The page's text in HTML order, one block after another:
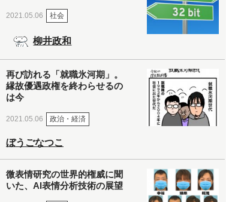
2021.05.06 社会
柳井政和
再び訪れる「就職氷河期」。
縁故優遇政権を終わらせるの
は今
2021.05.06 政治・経済
ぼうごなつこ
微表情研究の世界的権威に聞
いた、AI表情分析技術の展望